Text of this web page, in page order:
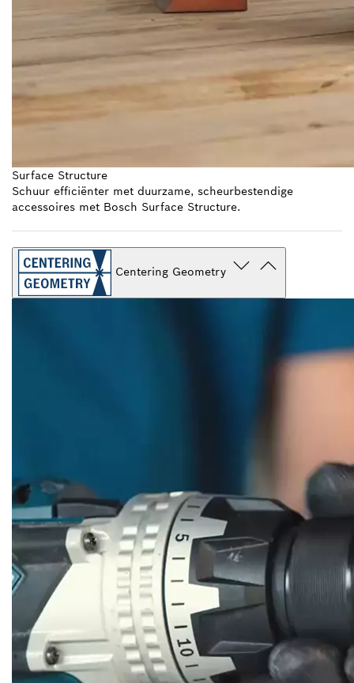
Surface Structure
Schuur efficiënter met duurzame, scheurbestendige
accessoires met Bosch Surface Structure.
Centering Geometry